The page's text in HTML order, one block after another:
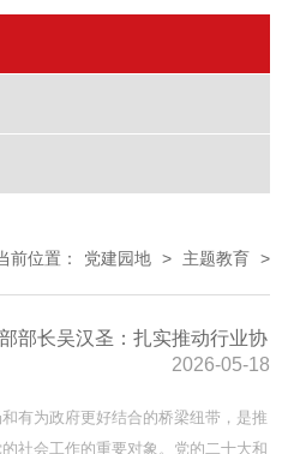
前位置： 党建园地 > 主题教育 >
部长吴汉圣：扎实推动行业协
2026-05-18
有为政府更好结合的桥梁纽带，是推
社会工作的重要对象。党的二十大和